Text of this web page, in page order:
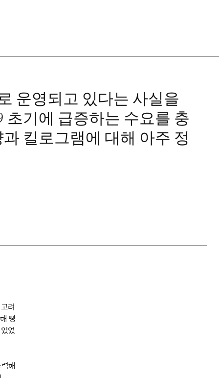
운영되고 있다는 사실을
기에 급증하는 수요를 충
킬로그램에 대해 아주 정
려
빵
었
해